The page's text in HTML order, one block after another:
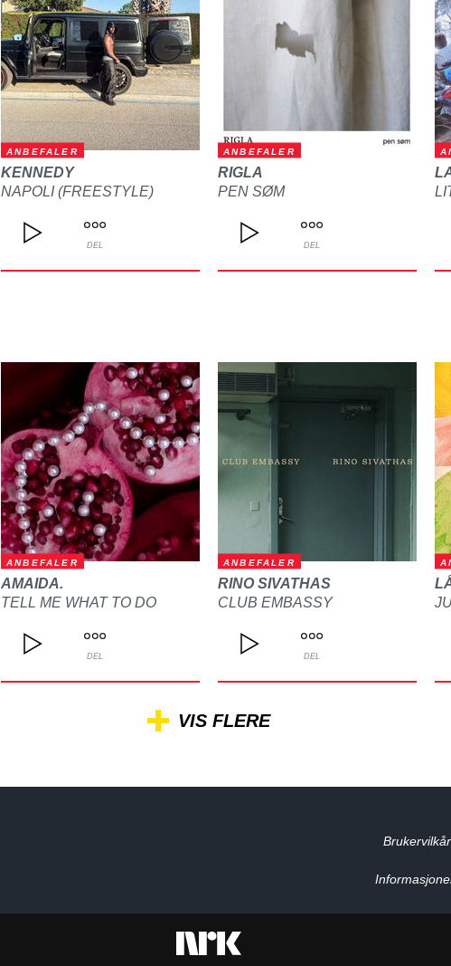
ANBEFALER
KENNEDY
NAPOLI (FREESTYLE)
DEL
ANBEFALER
RIGLA
PEN SØM
DEL
ANBEFALER
AMAIDA.
TELL ME WHAT TO DO
DEL
ANBEFALER
RINO SIVATHAS
CLUB EMBASSY
DEL
VIS FLERE